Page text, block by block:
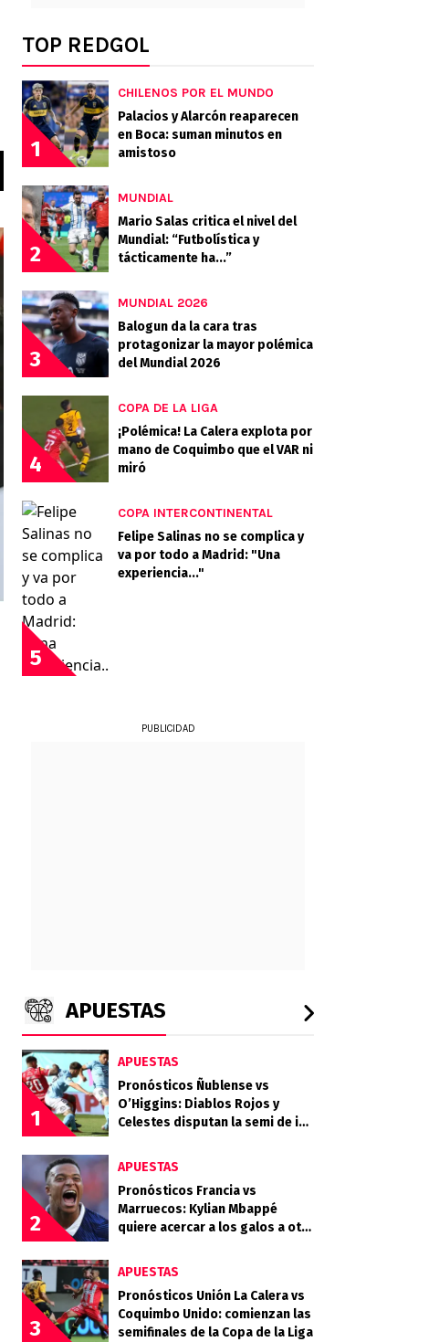
TOP REDGOL
1
CHILENOS POR EL MUNDO
Palacios y Alarcón reaparecen
en Boca: suman minutos en
amistoso
2
MUNDIAL
Mario Salas critica el nivel del
Mundial: “Futbolística y
tácticamente ha...”
3
MUNDIAL 2026
Balogun da la cara tras
protagonizar la mayor polémica
del Mundial 2026
4
COPA DE LA LIGA
¡Polémica! La Calera explota por
mano de Coquimbo que el VAR ni
miró
5
COPA INTERCONTINENTAL
Felipe Salinas no se complica y
va por todo a Madrid: "Una
experiencia..."
PUBLICIDAD
APUESTAS
1
APUESTAS
Pronósticos Ñublense vs
O’Higgins: Diablos Rojos y
Celestes disputan la semi de ida
2
APUESTAS
Pronósticos Francia vs
Marruecos: Kylian Mbappé
quiere acercar a los galos a otra
3
APUESTAS
Pronósticos Unión La Calera vs
Coquimbo Unido: comienzan las
semifinales de la Copa de la Liga